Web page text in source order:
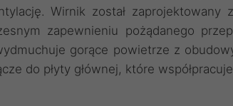
Wirnik został zaprojektowany
zapewnieniu pożądanego
gorące powietrze z
do płyty głównej, które